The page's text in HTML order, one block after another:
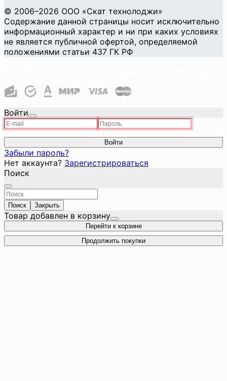
© 2006–2026 ООО «Скат технолоджи»
Содержание данной страницы носит исключительно
информационный характер и ни при каких условиях
не является публичной офертой, определяемой
положениями статьи 437 ГК РФ
Войти
Войти
Забыли пароль?
Нет аккаунта? Зарегистрироваться
Поиск
Поиск Закрыть
Товар добавлен в корзину
Перейти к корзине
Продолжить покупки